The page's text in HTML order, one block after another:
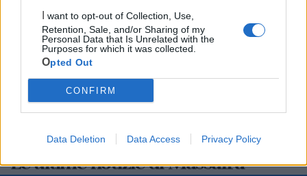
Retention, Sale, and/or Sharing of my
Personal Data that Is Unrelated with the
Purposes for which it was collected.
Opted Out
CONFIRM
Data Deletion Data Access Privacy Policy
Scopri tutte le notizie, gli eventi e la Web TV di Cia Puglia - Area
Due Mari
Le ultime notizie di Massafra